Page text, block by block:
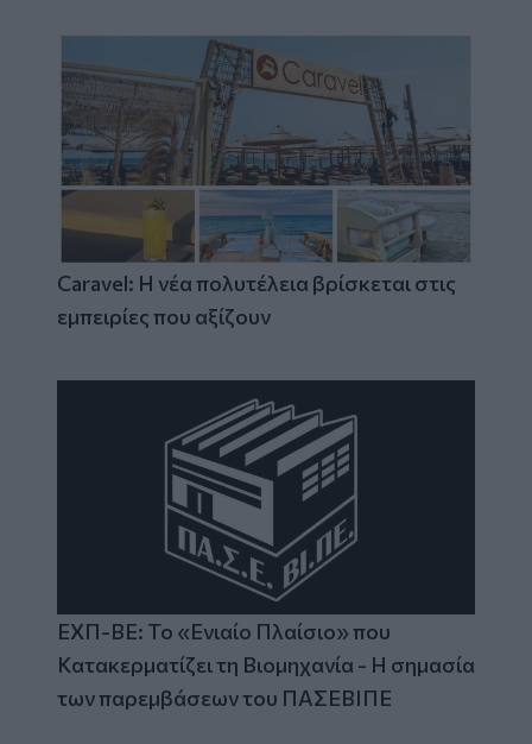
Caravel: Η νέα πολυτέλεια βρίσκεται στις
εμπειρίες που αξίζουν
ΕΧΠ-ΒΕ: Το «Ενιαίο Πλαίσιο» που
Κατακερματίζει τη Βιομηχανία - Η σημασία
των παρεμβάσεων του ΠΑΣΕΒΙΠΕ